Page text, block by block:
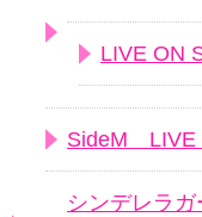
LIVE ON
SideM LIVE
シンデレラ